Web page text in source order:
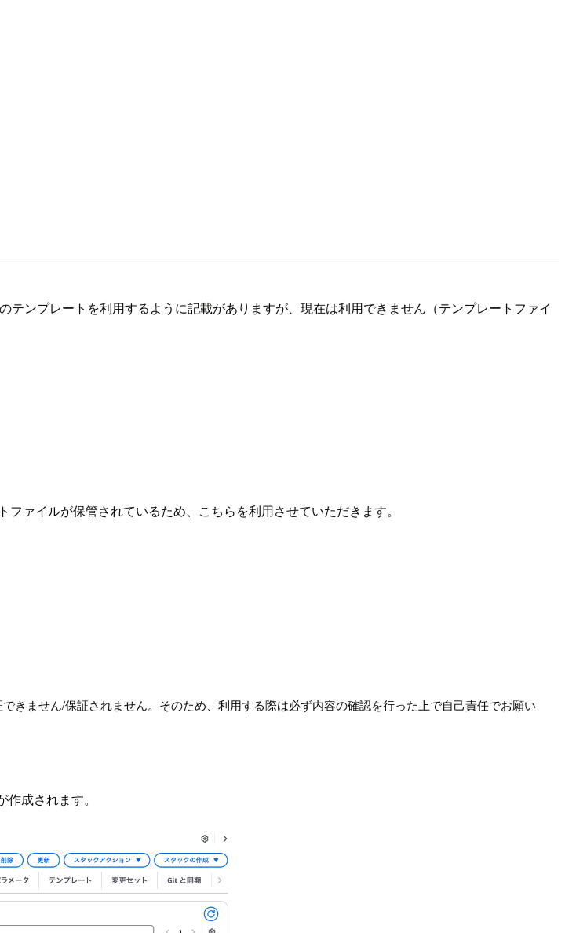
ンプレートを利用するように記載がありますが、現在は利用できません（テンプレートファイ
ァイルが保管されているため、こちらを利用させていただきます。
きません/保証されません。そのため、利用する際は必ず内容の確認を行った上で自己責任でお願い
成されます。